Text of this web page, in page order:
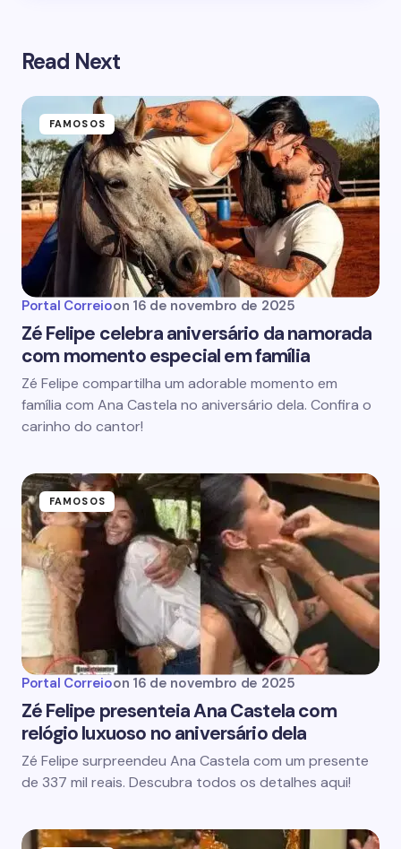
Read Next
FAMOSOS
Portal Correioon 16 de novembro de 2025
Zé Felipe celebra aniversário da namorada
com momento especial em família
Zé Felipe compartilha um adorable momento em
família com Ana Castela no aniversário dela. Confira o
carinho do cantor!
FAMOSOS
Portal Correioon 16 de novembro de 2025
Zé Felipe presenteia Ana Castela com
relógio luxuoso no aniversário dela
Zé Felipe surpreendeu Ana Castela com um presente
de 337 mil reais. Descubra todos os detalhes aqui!